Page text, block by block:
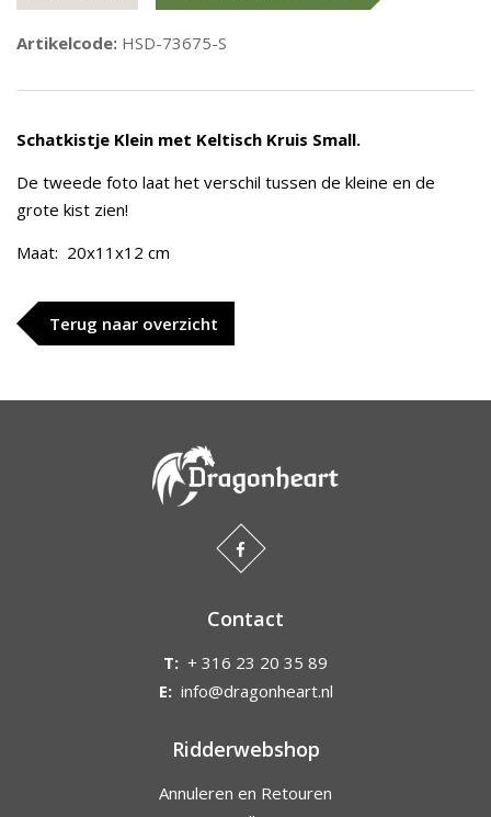
Artikelcode: HSD-73675-S
Schatkistje Klein met Keltisch Kruis Small.
De tweede foto laat het verschil tussen de kleine en de
grote kist zien!
Maat: 20x11x12 cm
Terug naar overzicht
Contact
T: + 316 23 20 35 89
E: info@dragonheart.nl
Ridderwebshop
Annuleren en Retouren